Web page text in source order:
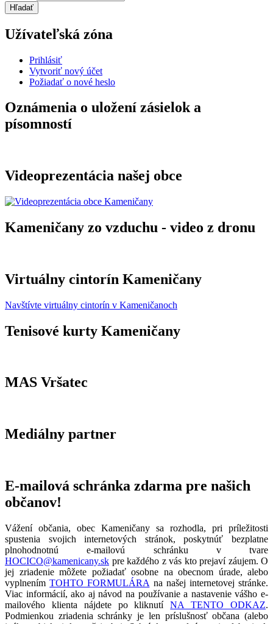
Užívateľská zóna
Prihlásiť
Vytvoriť nový účet
Požiadať o nové heslo
Oznámenia o uložení zásielok a
písomností
Videoprezentácia našej obce
Kameničany zo vzduchu - video z dronu
Virtuálny cintorín Kameničany
Navštívte virtuálny cintorín v Kameničanoch
Tenisové kurty Kameničany
MAS Vršatec
Mediálny partner
E-mailová schránka zdarma pre našich
občanov!
Vážení občania, obec Kameničany sa rozhodla, pri príležitosti
spustenia svojich internetových stránok, poskytnúť bezplatne
plnohodnotnú e-mailovú schránku v tvare
HOCICO@kamenicany.sk pre každého z vás kto prejaví záujem. O
jej zriadenie môžete požiadať osobne na obecnom úrade, alebo
vyplnenímTOHTO FORMULÁRA na našej internetovej stránke.
Viac informácií, ako aj návod na používanie a nastavenie vášho e-
mailového klienta nájdete po kliknutíNA TENTO ODKAZ.
Podmienkou zriadenia schránky je len príslušnosť občana (alebo